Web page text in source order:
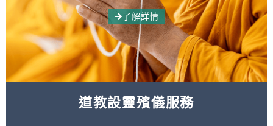
了解詳情
道教設靈殯儀服務